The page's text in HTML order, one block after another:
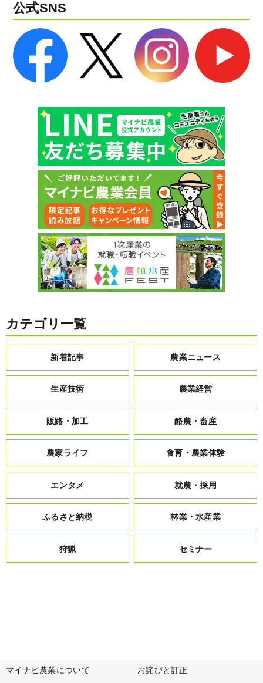
公式SNS
カテゴリ一覧
新着記事 農業ニュース
生産技術 農業経営
販路・加工 酪農・畜産
農家ライフ 食育・農業体験
エンタメ 就農・採用
ふるさと納税 林業・水産業
狩猟 セミナー
マイナビ農業について お詫びと訂正